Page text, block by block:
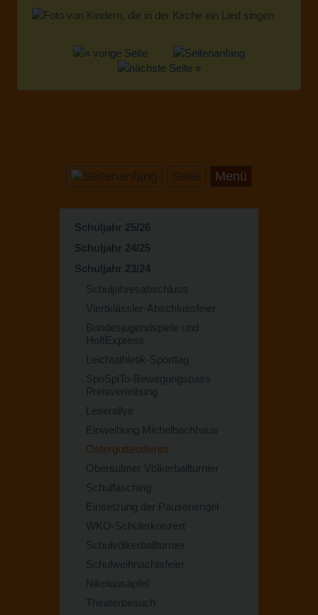
Seite Menü
Schuljahr 25/26
Schuljahr 24/25
Schuljahr 23/24
Schuljahresabschluss
Viertklässler-Abschlussfeier
Bundesjugendspiele und
HoffExpress
Leichtathletik-Sporttag
SpoSpiTo-Bewegungspass
Preisverleihung
Leserallye
Einweihung Michelbachhaus
Ostergottesdienst
Obersulmer Völkerballturnier
Schulfasching
Einsetzung der Pausenengel
WKO-Schülerkonzert
Schulvölkerballturnier
Schulweihnachtsfeier
Nikolausäpfel
Theaterbesuch